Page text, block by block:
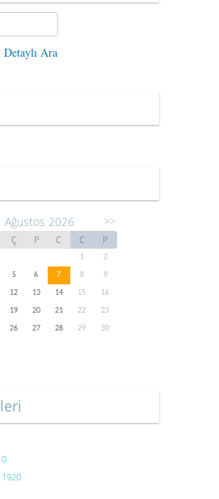
Detaylı Ara
Ağustos 2026 >>
Ç P C C P
1
2
5 6 7 8
9
12 13 14 15
16
19 20 21 22
23
26 27 28 29
30